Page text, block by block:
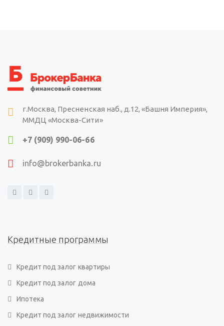
г.Москва, Пресненская наб., д.12, «Башня Империя»,
ММДЦ «Москва-Сити»
+7 (909) 990-06-66
info@brokerbanka.ru
Кредитные программы
Кредит под залог квартиры
Кредит под залог дома
Ипотека
Кредит под залог недвижимости